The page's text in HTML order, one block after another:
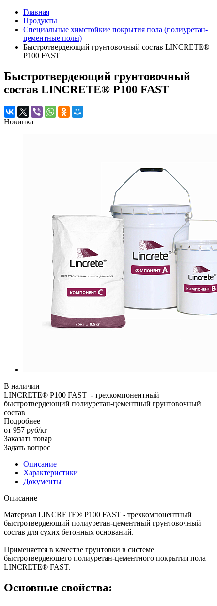
Главная
Продукты
Специальные химстойкие покрытия пола (полиуретан-
цементные полы)
Быстротвердеющий грунтовочный состав LINCRETE®
P100 FAST
Быстротвердеющий грунтовочный
состав LINCRETE® P100 FAST
Новинка
В наличии
LINCRETE® P100 FAST - трехкомпонентный
быстротвердеющий полиуретан-цементный грунтовочный
состав
Подробнее
от 957 руб/кг
Заказать товар
Задать вопрос
Описание
Характеристики
Документы
Описание
Материал LINCRETE® P100 FAST - трехкомпонентный
быстротвердеющий полиуретан-цементный грунтовочный
состав для сухих бетонных оснований.
Применяется в качестве грунтовки в системе
быстротвердеющего полиуретан-цементного покрытия пола
LINCRETE® FAST.
Основные свойства: